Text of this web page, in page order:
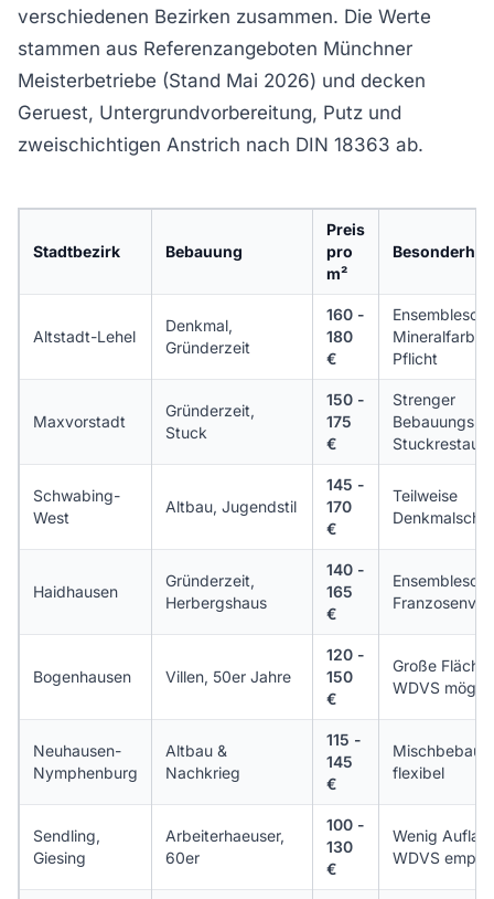
verschiedenen Bezirken zusammen. Die Werte
stammen aus Referenzangeboten Münchner
Meisterbetriebe (Stand Mai 2026) und decken
Geruest, Untergrundvorbereitung, Putz und
zweischichtigen Anstrich nach DIN 18363 ab.
Stadtbezirk Bebauung
Preis
pro
m²
Besonderheit
Altstadt-Lehel
Denkmal,
Gründerzeit
160 -
180
€
Mineralfarbe
Pflicht
Maxvorstadt
Gründerzeit,
Stuck
150 -
175
€
Strenger
Schwabing-
West
Altbau, Jugendstil
145 -
170
€
Teilweise
Haidhausen
Gründerzeit,
Herbergshaus
140 -
165
€
Bogenhausen Villen, 50er Jahre
120 -
150
€
Große
WDVS
Neuhausen-
Nymphenburg
Altbau &
Nachkrieg
115 -
145
€
flexibel
Sendling,
Giesing
Arbeiterhaeuser,
60er
100 -
130
€
Wenig
WDVS